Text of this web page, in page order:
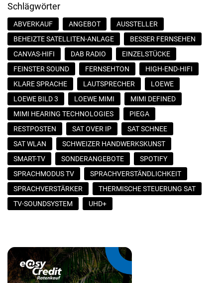
Schlägwörter
ABVERKAUF ANGEBOT
AUSSTELLER
BEHEIZTE SATELLITEN-ANLAGE
BESSER FERNSEHEN
CANVAS-HIFI
DAB RADIO
EINZELSTÜCKE
FEINSTER SOUND
FERNSEHTON
HIGH-END-HIFI
KLARE SPRACHE
LAUTSPRECHER
LOEWE
LOEWE BILD 3
LOEWE MIMI
MIMI DEFINED
MIMI HEARING TECHNOLOGIES
PIEGA
RESTPOSTEN
SAT OVER IP
SAT SCHNEE
SAT WLAN
SCHWEIZER HANDWERKSKUNST
SMART-TV
SONDERANGEBOTE
SPOTIFY
SPRACHMODUS TV
SPRACHVERSTÄNDLICHKEIT
SPRACHVERSTÄRKER
THERMISCHE STEUERUNG SAT
TV-SOUNDSYSTEM
UHD+